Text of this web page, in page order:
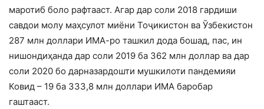
маротиб боло рафтааст. Агар дар соли 2018 гардиши
савдои молу маҳсулот миёни Тоҷикистон ва Ӯзбекистон
287 млн доллари ИМА-ро ташкил дода бошад, пас, ин
нишондиҳанда дар соли 2019 ба 362 млн доллар ва дар
соли 2020 бо дарназардошти мушкилоти пандемияи
Ковид – 19 ба 333,8 млн доллари ИМА баробар
гаштааст.